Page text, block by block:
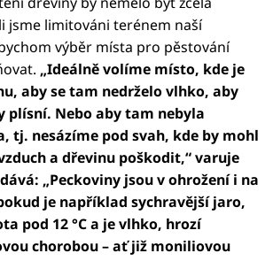
jsme limitováni terénem naší
výběr místa pro pěstování
„Ideálně volíme místo, kde je
aby se tam nedrželo vlhko, aby
plísní. Nebo aby tam nebyla
tj. nesázíme pod svah, kde by mohl
a dřevinu poškodit,“ varuje
„Peckoviny jsou v ohrožení i na
je například sychravější jaro,
pod 12 °C a je vlhko, hrozí
chorobou – ať již moniliovou